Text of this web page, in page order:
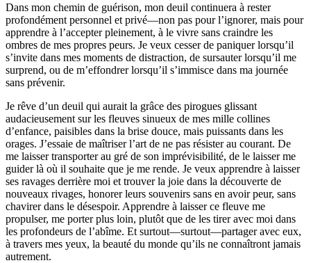
Dans mon chemin de guérison, mon deuil continuera à rester
profondément personnel et privé—non pas pour l’ignorer, mais pour
apprendre à l’accepter pleinement, à le vivre sans craindre les
ombres de mes propres peurs. Je veux cesser de paniquer lorsqu’il
s’invite dans mes moments de distraction, de sursauter lorsqu’il me
surprend, ou de m’effondrer lorsqu’il s’immisce dans ma journée
sans prévenir.
Je rêve d’un deuil qui aurait la grâce des pirogues glissant
audacieusement sur les fleuves sinueux de mes mille collines
d’enfance, paisibles dans la brise douce, mais puissants dans les
orages. J’essaie de maîtriser l’art de ne pas résister au courant. De
me laisser transporter au gré de son imprévisibilité, de le laisser me
guider là où il souhaite que je me rende. Je veux apprendre à laisser
ses ravages derrière moi et trouver la joie dans la découverte de
nouveaux rivages, honorer leurs souvenirs sans en avoir peur, sans
chavirer dans le désespoir. Apprendre à laisser ce fleuve me
propulser, me porter plus loin, plutôt que de les tirer avec moi dans
les profondeurs de l’abîme. Et surtout—surtout—partager avec eux,
à travers mes yeux, la beauté du monde qu’ils ne connaîtront jamais
autrement.